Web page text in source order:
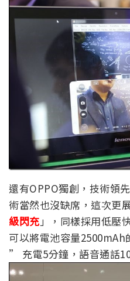
還有OPPO獨創，技術領
術當然也沒缺席，這次更
級閃充」，同樣採用低壓
可以將電池容量
” 充電5分鐘，語音通話